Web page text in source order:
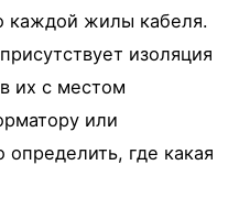
каждой жилы кабеля.
изоляция
их с местом
или
где какая